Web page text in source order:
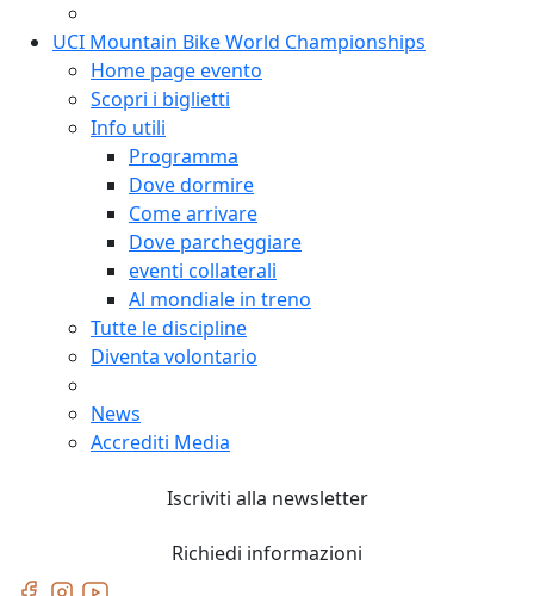
UCI Mountain Bike World Championships
Home page evento
Scopri i biglietti
Info utili
Programma
Dove dormire
Come arrivare
Dove parcheggiare
eventi collaterali
Al mondiale in treno
Tutte le discipline
Diventa volontario
News
Accrediti Media
Iscriviti alla newsletter
Richiedi informazioni